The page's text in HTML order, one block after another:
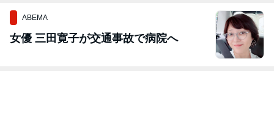
ABEMA
女優 三田寛子が交通事故で病院へ